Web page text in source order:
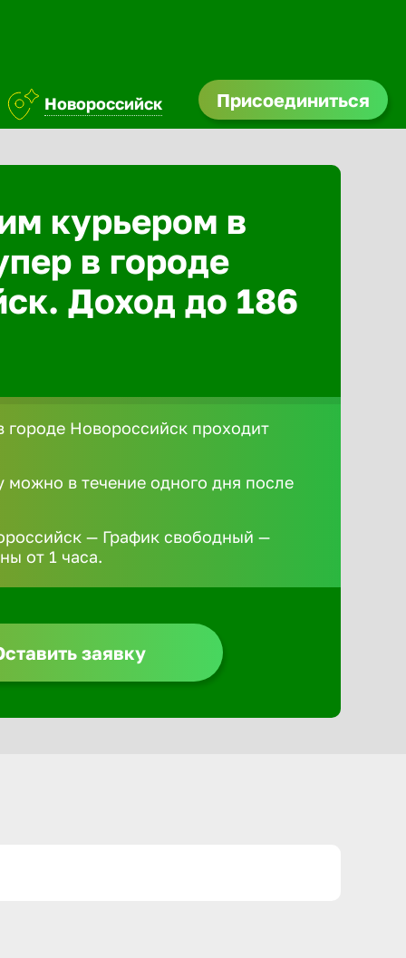
Новороссийск Присоединиться
курьером в
в городе
Доход до 186
Новороссийск проходит
можно в течение одного дня после
— График свободный —
от 1 часа.
заявку